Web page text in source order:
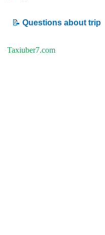
📝 Questions about trip
Taxiuber7.com